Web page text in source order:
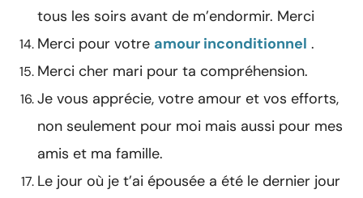
tous les soirs avant de m’endormir. Merci
Merci pour votre amour inconditionnel .
Merci cher mari pour ta compréhension.
Je vous apprécie, votre amour et vos efforts,
non seulement pour moi mais aussi pour mes
amis et ma famille.
Le jour où je t’ai épousée a été le dernier jour